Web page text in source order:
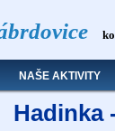
NAŠE AKTIVITY
Hadinka